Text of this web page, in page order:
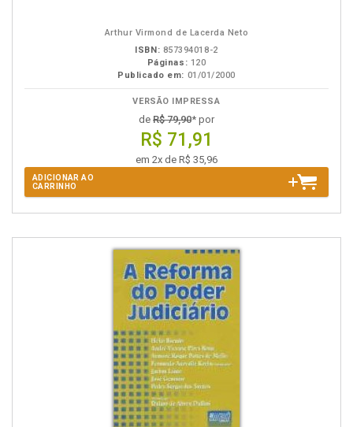
Arthur Virmond de Lacerda Neto
ISBN: 857394018-2
Páginas: 120
Publicado em: 01/01/2000
VERSÃO IMPRESSA
de R$ 79,90* por
R$ 71,91
em 2x de R$ 35,96
ADICIONAR AO
CARRINHO